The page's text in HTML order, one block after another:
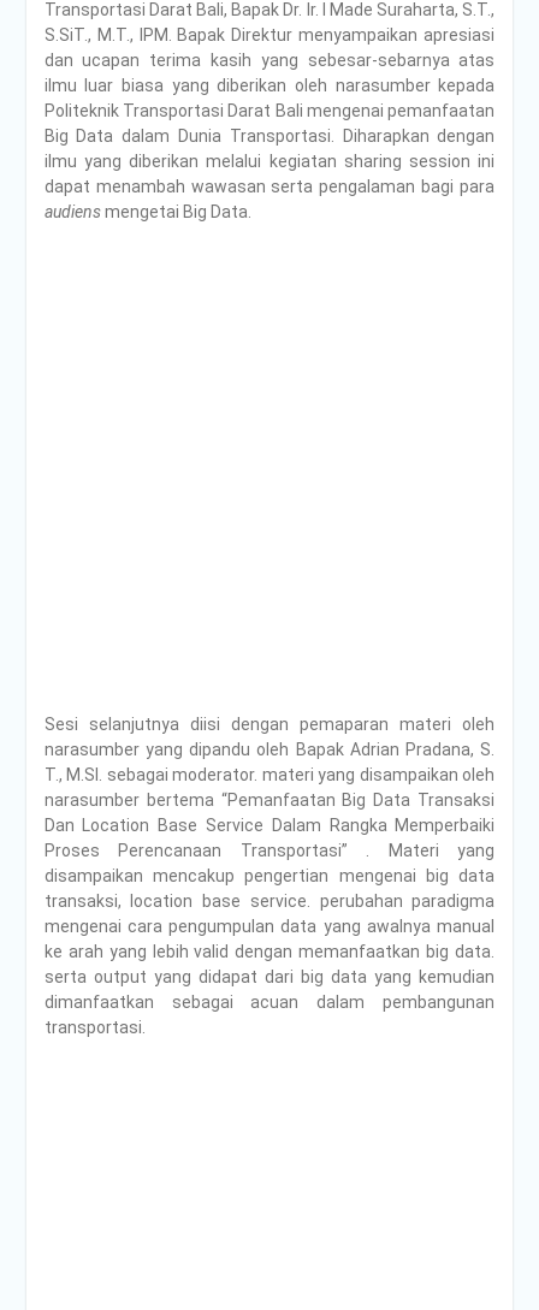
Transportasi Darat Bali, Bapak Dr. Ir. I Made Suraharta, S.T.,
S.SiT., M.T., IPM. Bapak Direktur menyampaikan apresiasi
dan ucapan terima kasih yang sebesar-sebarnya atas
ilmu luar biasa yang diberikan oleh narasumber kepada
Politeknik Transportasi Darat Bali mengenai pemanfaatan
Big Data dalam Dunia Transportasi. Diharapkan dengan
ilmu yang diberikan melalui kegiatan sharing session ini
dapat menambah wawasan serta pengalaman bagi para
audiensmengetai Big Data.
Sesi selanjutnya diisi dengan pemaparan materi oleh
narasumber yang dipandu oleh Bapak Adrian Pradana, S.
T., M.SI. sebagai moderator. materi yang disampaikan oleh
narasumber bertema “Pemanfaatan Big Data Transaksi
Dan Location Base Service Dalam Rangka Memperbaiki
Proses Perencanaan Transportasi” . Materi yang
disampaikan mencakup pengertian mengenai big data
transaksi, location base service. perubahan paradigma
mengenai cara pengumpulan data yang awalnya manual
ke arah yang lebih valid dengan memanfaatkan big data.
serta output yang didapat dari big data yang kemudian
dimanfaatkan sebagai acuan dalam pembangunan
transportasi.